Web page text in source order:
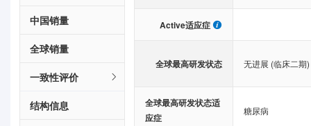
中国销量
全球销量
一致性评价
结构信息
Active适应症
全球最高研发状态 无进展 (临床二期)
全球最高研发状态适
应症
糖尿病